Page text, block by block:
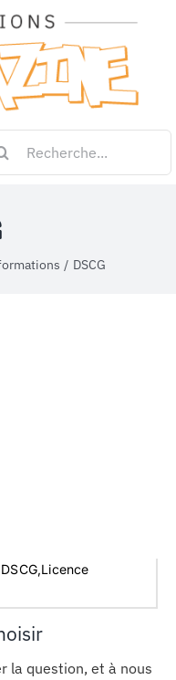
DSCG
la question, et à nous